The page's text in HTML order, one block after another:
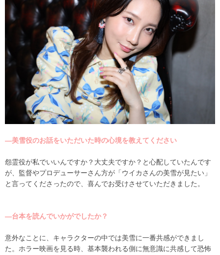
―美雪役のお話をいただいた時の心境を教えてください
怨霊役が私でいいんですか？大丈夫ですか？と心配していたんです
が、監督やプロデューサーさん方が「ウイカさんの美雪が見たい」
と言ってくださったので、喜んでお受けさせていただきました。
―台本を読んでいかがでしたか？
意外なことに、キャラクターの中では美雪に一番共感ができまし
た。ホラー映画を見る時、基本襲われる側に無意識に共感して恐怖